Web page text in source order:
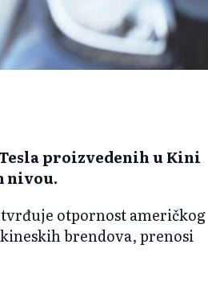
proizvedenih u Kini
nivou.
otpornost američkog
brendova, prenosi